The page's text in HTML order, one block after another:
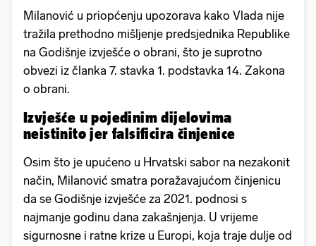
Milanović u priopćenju upozorava kako Vlada nije
tražila prethodno mišljenje predsjednika Republike
na Godišnje izvješće o obrani, što je suprotno
obvezi iz članka 7. stavka 1. podstavka 14. Zakona
o obrani.
Izvješće u pojedinim dijelovima
neistinito jer falsificira činjenice
Osim što je upućeno u Hrvatski sabor na nezakonit
način, Milanović smatra poražavajućom činjenicu
da se Godišnje izvješće za 2021. podnosi s
najmanje godinu dana zakašnjenja. U vrijeme
sigurnosne i ratne krize u Europi, koja traje dulje od